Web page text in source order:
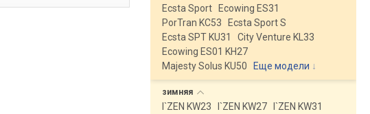
Ecsta Sport
Ecowing ES31
PorTran KC53
Ecsta Sport S
Ecsta SPT KU31
City Venture KL33
Ecowing ES01 KH27
Majesty Solus KU50
Еще модели ↓
зимняя
I`ZEN KW23 I`ZEN KW27
I`ZEN KW31